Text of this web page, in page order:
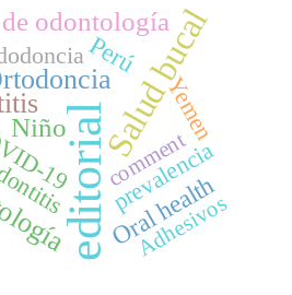
editorial
Salud bucal
Niño
odontología
Perú
Oral health
Yemen
prevalencia
19
Adhesivos
comment